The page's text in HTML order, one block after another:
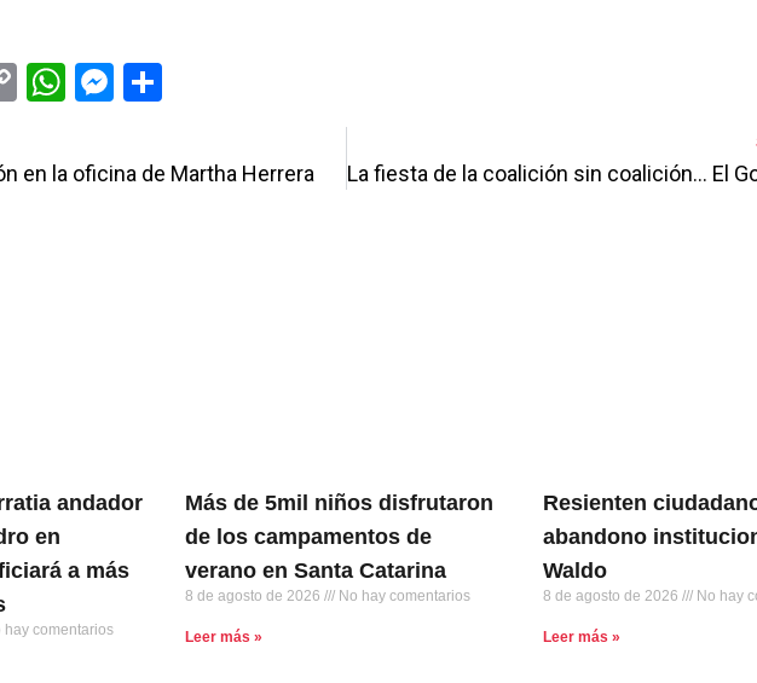
CopyWhatsApp
Messenger
Share
en la oficina de Martha Herrera
andador
en
a más
comentarios
Más de 5mil niños disfrutaron
de los campamentos de
verano en Santa Catarina
8 de agosto de 2026 No hay comentarios
Leer más »
Resienten
abandono
Waldo
8 de agosto de 2026 No hay
Leer más »